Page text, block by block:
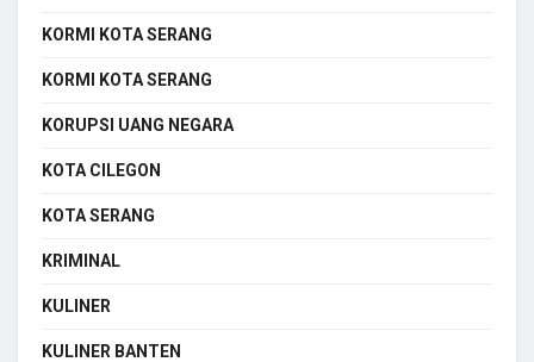
KORMI KOTA SERANG
KORMI KOTA SERANG
KORUPSI UANG NEGARA
KOTA CILEGON
KOTA SERANG
KRIMINAL
KULINER
KULINER BANTEN